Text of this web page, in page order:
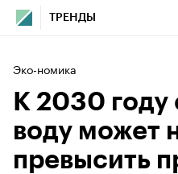
ТРЕНДЫ
Эко-номика
К 2030 году
воду может
превысить